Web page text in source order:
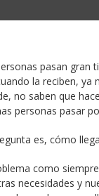
pasan gran
la reciben, ya
no saben que
personas pasar
es, cómo
como
necesidades y